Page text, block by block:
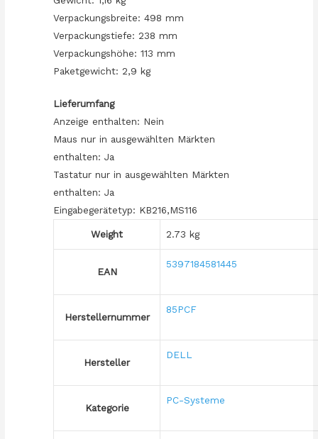
Verpackungsbreite: 498 mm
Verpackungstiefe: 238 mm
Verpackungshöhe: 113 mm
Paketgewicht: 2,9 kg
Lieferumfang
Anzeige enthalten: Nein
Maus nur in ausgewählten Märkten
enthalten: Ja
Tastatur nur in ausgewählten Märkten
enthalten: Ja
Eingabegerätetyp: KB216,MS116
Weight 2.73 kg
EAN
5397184581445
Herstellernummer
85PCF
Hersteller
DELL
Kategorie
PC-Systeme